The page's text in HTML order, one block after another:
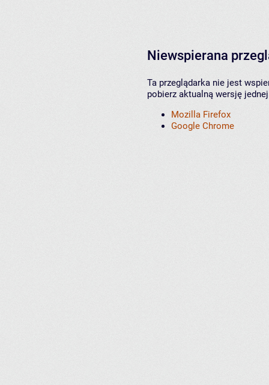
Niewspierana
Ta przeglądarka nie jest
pobierz aktualną wersję
Mozilla Firefox
Google Chrome